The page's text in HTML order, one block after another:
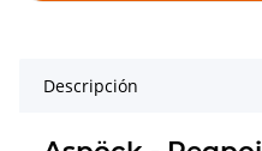
Descripción